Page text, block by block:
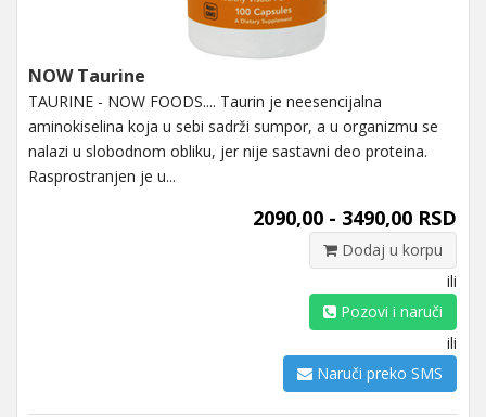
NOW Taurine
TAURINE - NOW FOODS.... Taurin je neesencijalna
aminokiselina koja u sebi sadrži sumpor, a u organizmu se
nalazi u slobodnom obliku, jer nije sastavni deo proteina.
Rasprostranjen je u...
2090,00 - 3490,00 RSD
Dodaj u korpu
ili
Pozovi i naruči
ili
Naruči preko SMS